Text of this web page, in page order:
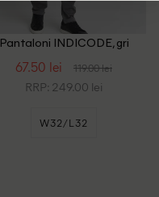
Pantaloni INDICODE, gri
67.50 lei 119.00 lei
RRP: 249.00 lei
W32/L32